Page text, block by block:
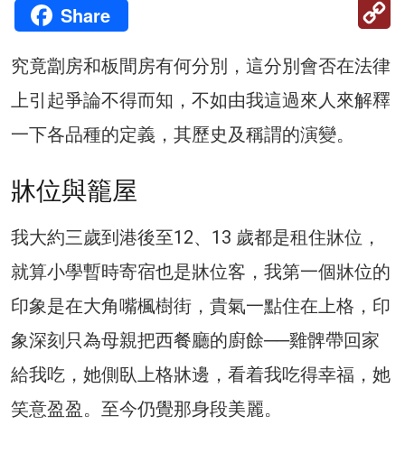
Share
究竟劏房和板間房有何分別，這分別會否在法律
上引起爭論不得而知，不如由我這過來人來解釋
一下各品種的定義，其歷史及稱謂的演變。
牀位與籠屋
我大約三歲到港後至12、13 歲都是租住牀位，
就算小學暫時寄宿也是牀位客，我第一個牀位的
印象是在大角嘴楓樹街，貴氣一點住在上格，印
象深刻只為母親把西餐廳的廚餘──雞髀帶回家
給我吃，她側臥上格牀邊，看着我吃得幸福，她
笑意盈盈。至今仍覺那身段美麗。